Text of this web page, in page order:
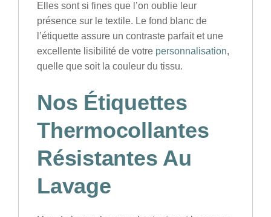
Elles sont si fines que l’on oublie leur
présence sur le textile. Le fond blanc de
l’étiquette assure un contraste parfait et une
excellente lisibilité de votre personnalisation,
quelle que soit la couleur du tissu.
Nos Étiquettes
Thermocollantes
Résistantes Au
Lavage